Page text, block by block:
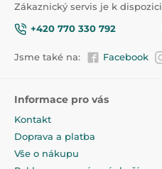
Zákaznický servis je k dispozici
+420 770 330 792
Jsme také na: Facebook
Informace pro vás
Kontakt
Doprava a platba
Vše o nákupu